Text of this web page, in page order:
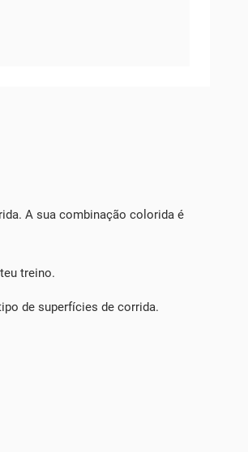
A sua combinação colorida é
treino.
de superfícies de corrida.